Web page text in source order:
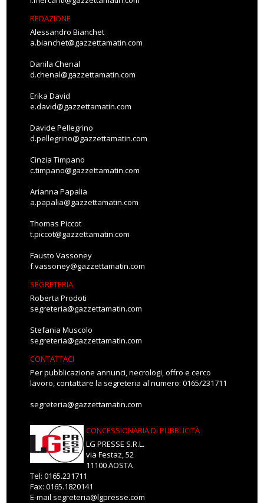
REDAZIONE
Alessandro Bianchet
a.bianchet@gazzettamatin.com
Danila Chenal
d.chenal@gazzettamatin.com
Erika David
e.david@gazzettamatin.com
Davide Pellegrino
d.pellegrino@gazzettamatin.com
Cinzia Timpano
c.timpano@gazzettamatin.com
Arianna Papalia
a.papalia@gazzettamatin.com
Thomas Piccot
t.piccot@gazzettamatin.com
Fausto Vassoney
f.vassoney@gazzettamatin.com
SEGRETERIA
Roberta Prodoti
segreteria@gazzettamatin.com
Stefania Muscolo
segreteria@gazzettamatin.com
CONTATTACI
Per pubblicazione annunci, necrologi, offro e cerco
lavoro, contattare la segreteria al numero: 0165/231711
segreteria@gazzettamatin.com
CONCESSIONARIA DI PUBBLICITÀ
LG PRESSE S.R.L.
via Festaz, 52
11100 AOSTA
Tel: 0165.231711
Fax: 0165.1820141
E-mail segreteria@lgpresse.com